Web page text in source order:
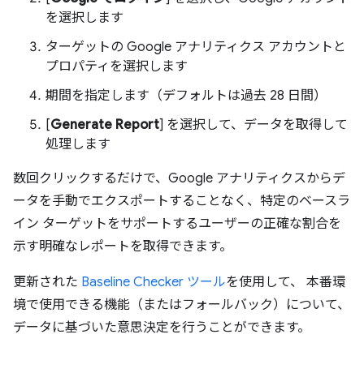
を選択します
ターゲットの Google アナリティクス アカウントと
プロパティを選択します
期間を指定します（デフォルトは過去 28 日間）
[Generate Report] を選択して、データを取得して
処理します
数回クリックするだけで、Google アナリティクスからデ
ータを手動でエクスポートすることなく、特定のベースラ
イン ターゲットをサポートするユーザーの正確な割合を
示す明確なレポートを取得できます。
更新された Baseline Checker ツールを使用して、 本番環
境で使用できる機能（またはフォールバック）について、
データに基づいた意思決定を行うことができます。